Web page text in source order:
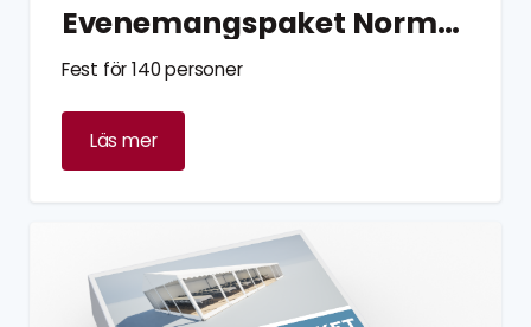
Evenemangspaket Normal 140 personer
Fest för 140 personer
Läs mer